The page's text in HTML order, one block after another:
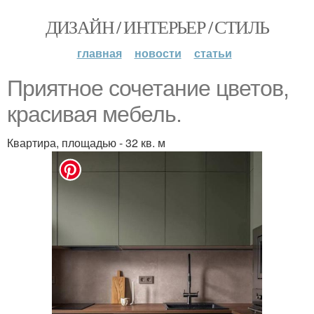
ДИЗАЙН / ИНТЕРЬЕР / СТИЛЬ
главная новости статьи
Приятное сочетание цветов,
красивая мебель.
Квартира, площадью - 32 кв. м